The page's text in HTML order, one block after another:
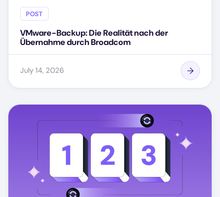
POST
VMware-Backup: Die Realität nach der
Übernahme durch Broadcom
July 14, 2026